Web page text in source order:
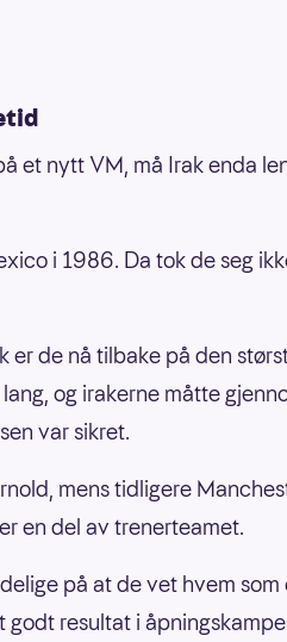
et nytt VM, må Irak enda
i 1986. Da tok de seg
er de nå tilbake på den
og irakerne måtte
var sikret.
mens tidligere
en del av trenerteamet.
på at de vet hvem som
resultat i